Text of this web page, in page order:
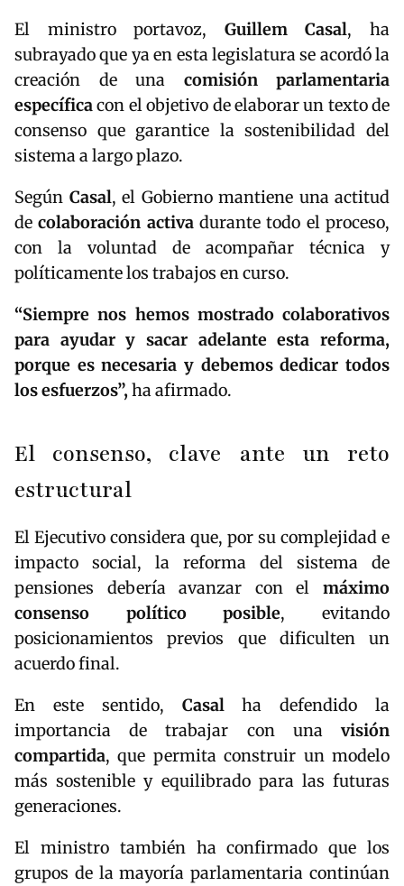
El ministro portavoz, Guillem Casal, ha
subrayado que ya en esta legislatura se acordó la
creación de una comisión parlamentaria
específicacon el objetivo de elaborar un texto de
consenso que garantice la sostenibilidad del
sistema a largo plazo.
Según Casal, el Gobierno mantiene una actitud
decolaboración activadurante todo el proceso,
con la voluntad de acompañar técnica y
políticamente los trabajos en curso.
“Siempre nos hemos mostrado colaborativos
para ayudar y sacar adelante esta reforma,
porque es necesaria y debemos dedicar todos
los esfuerzos”, ha afirmado.
El consenso, clave ante un reto
estructural
El Ejecutivo considera que, por su complejidad e
impacto social, la reforma del sistema de
pensiones debería avanzar con el máximo
consenso político posible, evitando
posicionamientos previos que dificulten un
acuerdo final.
En este sentido, Casal ha defendido la
importancia de trabajar con una visión
compartida, que permita construir un modelo
más sostenible y equilibrado para las futuras
generaciones.
El ministro también ha confirmado que los
grupos de la mayoría parlamentaria continúan